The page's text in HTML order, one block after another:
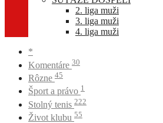
2. liga muži
3. liga muži
4. liga muži
*
Komentáre 30
Rôzne 45
Šport a právo 1
Stolný tenis 222
Život klubu 55